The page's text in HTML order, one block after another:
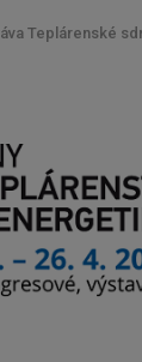
Teplárenské